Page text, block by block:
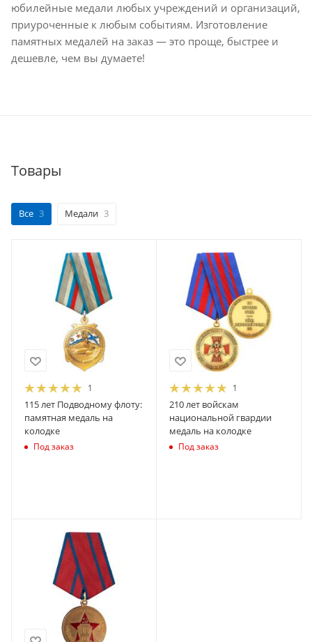
юбилейные медали любых учреждений и организаций,
приуроченные к любым событиям. Изготовление
памятных медалей на заказ — это проще, быстрее и
дешевле, чем вы думаете!
Товары
Все 3 Медали 3
1
115 лет Подводному флоту:
памятная медаль на
колодке
Под заказ
1
210 лет войскам
национальной гвардии
медаль на колодке
Под заказ